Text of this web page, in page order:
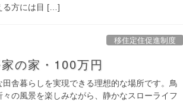
る方には目 […]
移住定住促進制度
の家・100万円
舎暮らしを実現できる理想的な場所です。鳥
の風景を楽しみながら、静かなスローライフ